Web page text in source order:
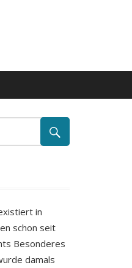
in
schon seit
Besonderes
damals